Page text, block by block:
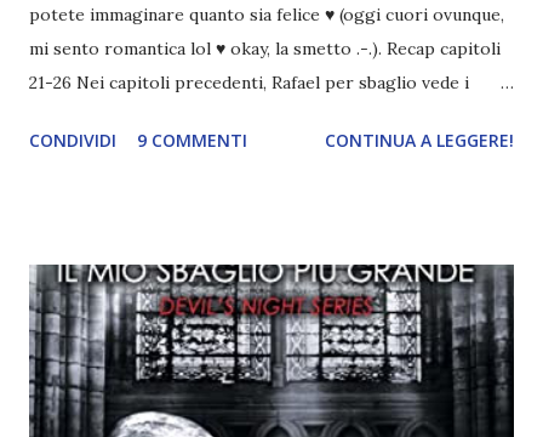
potete immaginare quanto sia felice ♥ (oggi cuori ovunque,
mi sento romantica lol ♥ okay, la smetto .-.). Recap capitoli
21-26 Nei capitoli precedenti, Rafael per sbaglio vede i
incontrano e Hesediel mostra loro come combattere i puri.
angelo puro, Elemiah. Ma, a differenza di cosa pensano,
l'angelo non ha intenzione di fare una strage, piuttosto è lì
per avvertili che Mikael non è più "l'angelo puro" che
credono e che potrebbe aver ucciso altri mezzi angeli, tipo
Rafael. A quelle parole, Haniel seguito da altri ibridi, si reca
CONDIVIDI 9 COMMENTI CONTINUA A LEGGERE!